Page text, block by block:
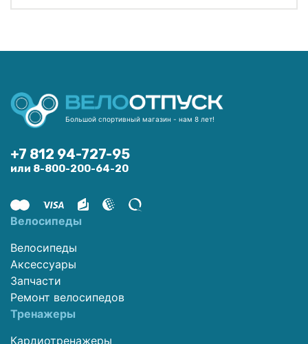
Большой спортивный магазин - нам 8 лет!
+7 812 94-727-95
или 8-800-200-64-20
Велосипеды
Велосипеды
Аксессуары
Запчасти
Ремонт велосипедов
Тренажеры
Кардиотренажеры